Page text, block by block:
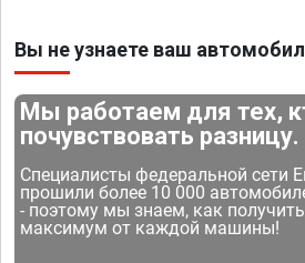
Вы не узнаете ваш
Мы работаем для тех,
почувствовать разницу.
Специалисты федеральной сети
прошили более 10 000
- поэтому мы знаем, как
максимум от каждой машины!